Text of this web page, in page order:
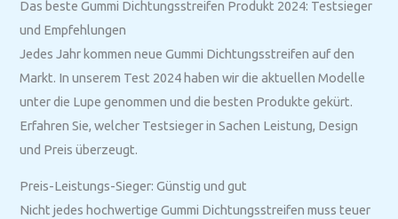
Das beste Gummi Dichtungsstreifen Produkt 2024: Testsieger
und Empfehlungen
Jedes Jahr kommen neue Gummi Dichtungsstreifen auf den
Markt. In unserem Test 2024 haben wir die aktuellen Modelle
unter die Lupe genommen und die besten Produkte gekürt.
Erfahren Sie, welcher Testsieger in Sachen Leistung, Design
und Preis überzeugt.
Preis-Leistungs-Sieger: Günstig und gut
Nicht jedes hochwertige Gummi Dichtungsstreifen muss teuer